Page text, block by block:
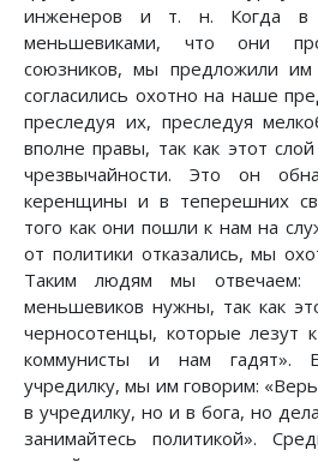
инженеров и т. н. Когда в
меньшевиками, что они
союзников, мы предложили
согласились охотно на наше
преследуя их, преследуя
вполне правы, так как этот
чрезвычайности. Это он
керенщины и в теперешних
того как они пошли к нам на
от политики отказались, мы
Таким людям мы отвечаем:
меньшевиков нужны, так как
черносотенцы, которые лезут
коммунисты и нам гадят».
учредилку, мы им говорим:
в учредилку, но и в бога, но
занимайтесь политикой».